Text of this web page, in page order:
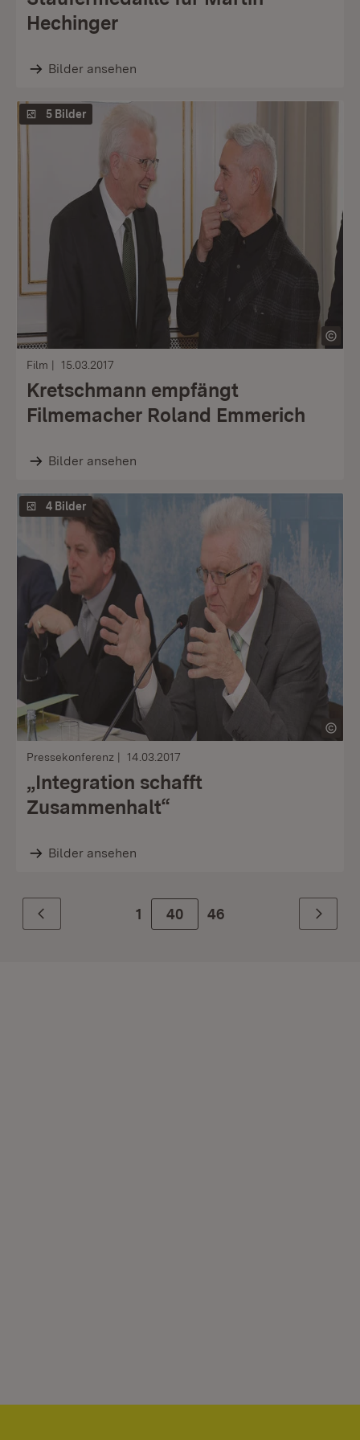
Hechinger
Bilder ansehen
5 Bilder
Film 15.03.2017
Kretschmann empfängt
Filmemacher Roland Emmerich
Bilder ansehen
4 Bilder
Pressekonferenz 14.03.2017
„Integration schafft
Zusammenhalt“
Bilder ansehen
Zurück 1 Zur Seite
40 46 Weiter